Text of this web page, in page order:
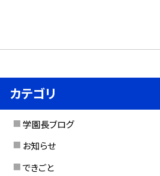
カテゴリ
学園長ブログ
お知らせ
できごと